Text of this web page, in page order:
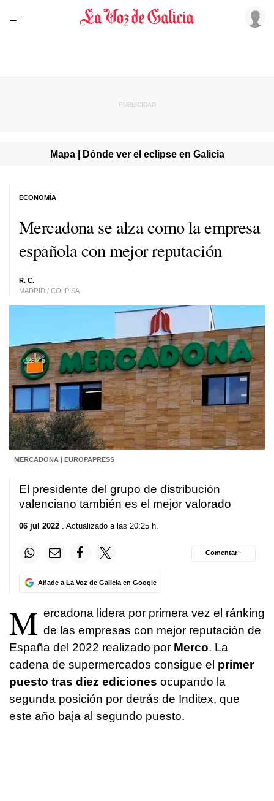
Mapa | Dónde ver el eclipse en Galicia
Mercadona se alza como la empresa
española con mejor reputación
R. C.
MADRID / COLPISA
ECONOMÍA
MERCADONA | EUROPAPRESS
El presidente del grupo de distribución
valenciano también es el mejor valorado
06 jul 2022 . Actualizado a las 20:25 h.
Añade a La Voz de Galicia en Google
Comentar ·
M ercadona lidera por primera vez el ránking
de las empresas con mejor reputación de
España del 2022 realizado por Merco. La
cadena de supermercados consigue el primer
puesto tras diez ediciones ocupando la
segunda posición por detrás de Inditex, que
este año baja al segundo puesto.